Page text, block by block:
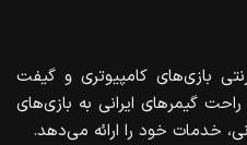
بازی‌های کامپیوتری و گیفت
گیمرهای ایرانی به بازی‌های
خدمات خود را ارائه می‌دهد.